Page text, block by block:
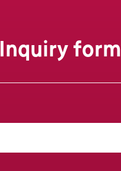
Inquiry form